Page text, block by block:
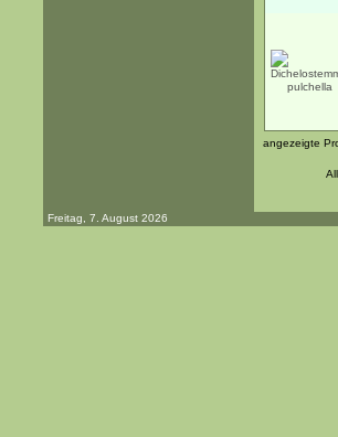
angezeigte
Freitag, 7. August 2026